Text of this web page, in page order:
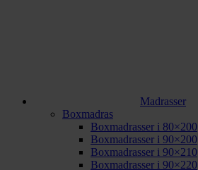
Madrasser
Boxmadras
Boxmadrasser i 80×200
Boxmadrasser i 90×200
Boxmadrasser i 90×210
Boxmadrasser i 90×220